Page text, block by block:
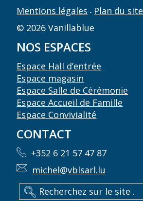
Mentions légales - Plan du site
© 2026 Vanillablue
NOS ESPACES
Espace Hall d’entrée
Espace magasin
Espace Salle de Cérémonie
Espace Accueil de Famille
Espace Convivialité
CONTACT
+352 6 21 57 47 87
michel@vblsarl.lu